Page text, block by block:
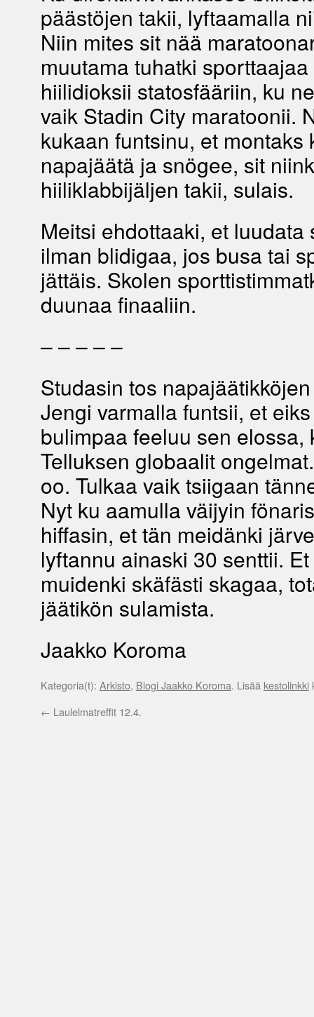
päästöjen takii, lyftaamalla
Niin mites sit nää
muutama tuhatki
hiilidioksii statosfääriin, ku
vaik Stadin City maratoonii.
kukaan funtsinu, et montaks
napajäätä ja snögee, sit
hiiliklabbijäljen takii, sulais.
Meitsi ehdottaaki, et luudata
ilman blidigaa, jos busa tai
jättäis. Skolen
duunaa finaaliin.
– – – – –
Studasin tos
Jengi varmalla funtsii, et
bulimpaa feeluu sen elossa,
Telluksen globaalit
oo. Tulkaa vaik tsiigaan
Nyt ku aamulla väijyin
hiffasin, et tän meidänki
lyftannu ainaski 30 senttii.
muidenki skäfästi skagaa,
jäätikön sulamista.
Jaakko Koroma
Kategoria(t): Arkisto, Blogi Jaakko Koroma. Lisää kestolinkki
← Laulelmatreffit 12.4.